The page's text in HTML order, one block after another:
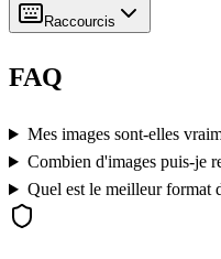
Raccourcis
FAQ
Mes images sont-elles
Combien d'images puis-je
Quel est le meilleur format